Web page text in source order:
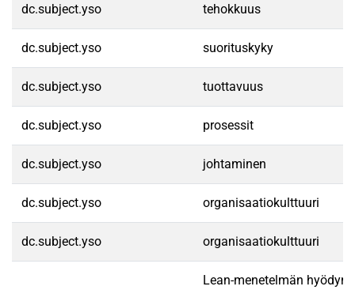
dc.subject.yso tehokkuus
dc.subject.yso suorituskyky
dc.subject.yso tuottavuus
dc.subject.yso prosessit
dc.subject.yso johtaminen
dc.subject.yso organisaatiokulttuuri
dc.subject.yso organisaatiokulttuuri
Lean-menetelmän